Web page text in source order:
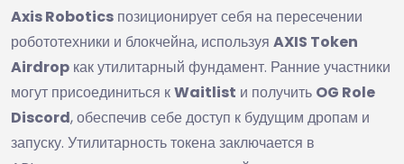
Axis Robotics позиционирует себя на пересечении
робототехники и блокчейна, используя AXIS Token
Airdrop как утилитарный фундамент. Ранние участники
могут присоединиться кWaitlist и получить OG Role
Discord, обеспечив себе доступ к будущим дропам и
запуску. Утилитарность токена заключается в